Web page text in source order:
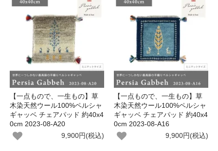
【一点もので、一生もの】草
木染天然ウール100%ペルシャ
ギャッベ チェアパッド 約40x4
0cm 2023-08-A20
9,900円(税込)
【一点もので、一生もの】草
木染天然ウール100%ペルシャ
ギャッベ チェアパッド 約40x4
0cm 2023-08-A16
9,900円(税込)